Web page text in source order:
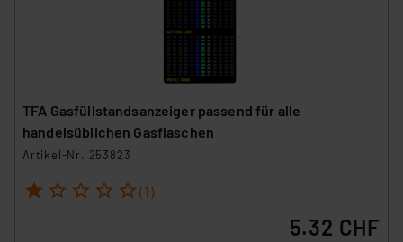
TFA Gasfüllstandsanzeiger passend für alle
handelsüblichen Gasflaschen
Artikel-Nr. 253823
1 2 3 4 5 (1)
5.32 CHF